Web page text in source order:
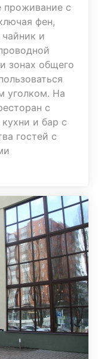
проживание с
фен,
и
зонах общего
уголком. На
с
и бар с
гостей с